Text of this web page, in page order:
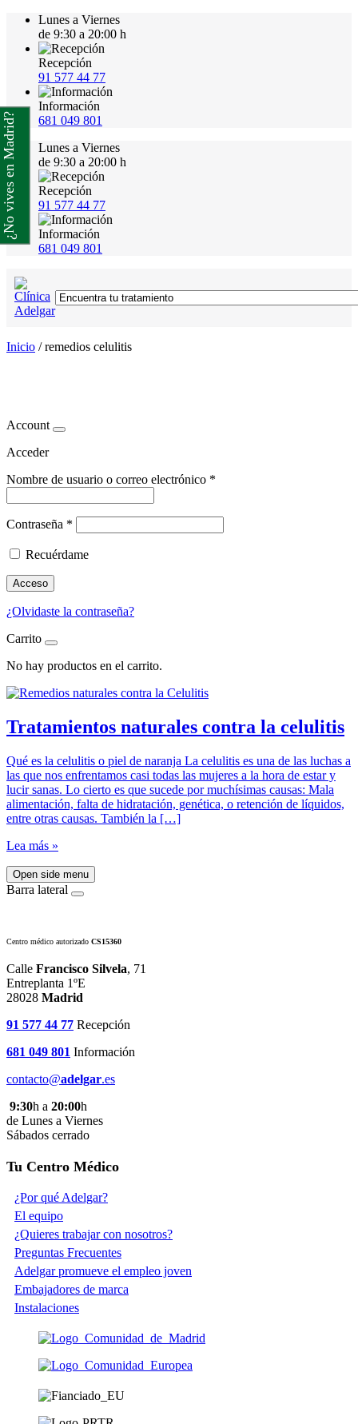
Lunes a Viernes
de 9:30 a 20:00 h
Recepción
91 577 44 77
Información
681 049 801
Lunes a Viernes
de 9:30 a 20:00 h
Recepción
91 577 44 77
Información
681 049 801
Inicio /remedios celulitis
Account
Acceder
Nombre de usuario o correo electrónico *
Contraseña *
Recuérdame
Acceso
¿Olvidaste la contraseña?
Carrito
No hay productos en el carrito.
Tratamientos naturales contra la celulitis
Qué es la celulitis o piel de naranja La celulitis es una de las luchas a
las que nos enfrentamos casi todas las mujeres a la hora de estar y
lucir sanas. Lo cierto es que sucede por muchísimas causas: Mala
alimentación, falta de hidratación, genética, o retención de líquidos,
entre otras causas. También la […]
Lea más »
Open side menu
Barra lateral
Centro médico autorizado CS15360
Calle Francisco Silvela, 71
Entreplanta 1ºE
28028 Madrid
91 577 44 77 Recepción
681 049 801 Información
contacto@adelgar.es
9:30h a 20:00h
de Lunes a Viernes
Sábados cerrado
Tu Centro Médico
¿Por qué Adelgar?
El equipo
¿Quieres trabajar con nosotros?
Preguntas Frecuentes
Adelgar promueve el empleo joven
Embajadores de marca
Instalaciones
¿No vives en Madrid?